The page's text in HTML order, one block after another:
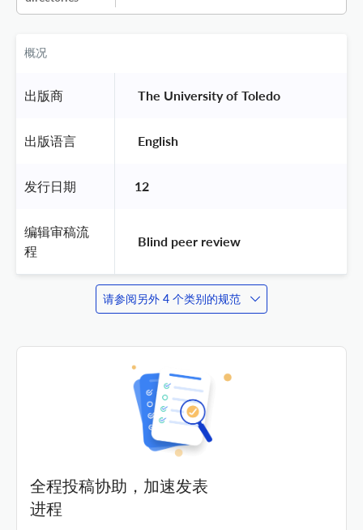
概况
出版商 The University of Toledo
出版语言 English
发行日期 12
编辑审稿流
程
Blind peer review
请参阅另外 4 个类别的规范
全程投稿协助，加速发表
进程